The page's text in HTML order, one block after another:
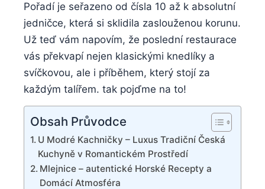
Pořadí je ⁢seřazeno​ od čísla 10⁣ až k absolutní ​
jedničce, která⁤ si sklidila ⁤zaslouženou korunu.
Už teď vám napovím, že⁢ poslední⁣ restaurace
vás překvapí⁤ nejen klasickými knedlíky ⁣a
svíčkovou, ‍ale i příběhem, který ​stojí za
každým talířem. tak ​pojďme na⁤ to!
Obsah Průvodce
U Modré Kachničky – Luxus ​Tradiční Česká
‌Kuchyně v Romantickém Prostředí
Mlejnice – ⁣autentické Horské Recepty​ a
Domácí Atmosféra